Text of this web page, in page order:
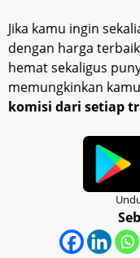
Jika kamu ingin
dengan harga
hemat sekaligus
memungkinkan kamu
komisi dari setiap